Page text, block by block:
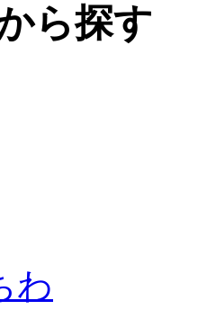
ら探す
わ